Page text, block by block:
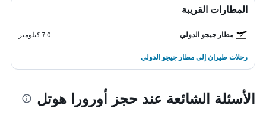
المطارات القريبة
مطار جيجو الدولي 7.0 كيلومتر
رحلات طيران إلى مطار جيجو الدولي
الأسئلة الشائعة عند حجز أورورا هوتل